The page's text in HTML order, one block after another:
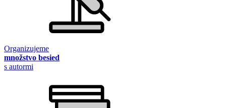
Organizujeme
množstvo besied
s autormi